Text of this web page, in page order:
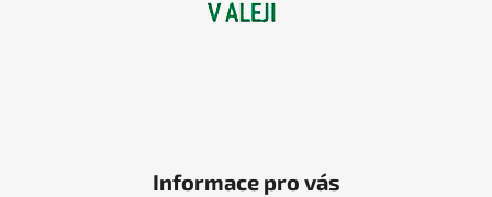
Informace pro vás